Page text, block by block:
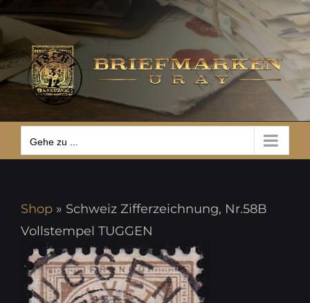
Zum
Inhalt
springen
Gehe zu ...
Gehe zu ...
Shop » Schweiz Zifferzeichnung, Nr.58B
Vollstempel TUGGEN